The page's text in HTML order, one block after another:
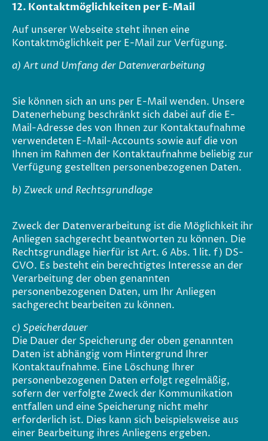
12. Kontaktmöglichkeiten per E-Mail
Auf unserer Webseite steht ihnen eine
Kontaktmöglichkeit per E-Mail zur Verfügung.
a) Art und Umfang der Datenverarbeitung
Sie können sich an uns per E-Mail wenden. Unsere
Datenerhebung beschränkt sich dabei auf die E-
Mail-Adresse des von Ihnen zur Kontaktaufnahme
verwendeten E-Mail-Accounts sowie auf die von
Ihnen im Rahmen der Kontaktaufnahme beliebig zur
Verfügung gestellten personenbezogenen Daten.
b) Zweck und Rechtsgrundlage
Zweck der Datenverarbeitung ist die Möglichkeit ihr
Anliegen sachgerecht beantworten zu können. Die
Rechtsgrundlage hierfür ist Art. 6 Abs. 1 lit. f) DS-
GVO. Es besteht ein berechtigtes Interesse an der
Verarbeitung der oben genannten
personenbezogenen Daten, um Ihr Anliegen
sachgerecht bearbeiten zu können.
c) Speicherdauer
Die Dauer der Speicherung der oben genannten
Daten ist abhängig vom Hintergrund Ihrer
Kontaktaufnahme. Eine Löschung Ihrer
personenbezogenen Daten erfolgt regelmäßig,
sofern der verfolgte Zweck der Kommunikation
entfallen und eine Speicherung nicht mehr
erforderlich ist. Dies kann sich beispielsweise aus
einer Bearbeitung ihres Anliegens ergeben.